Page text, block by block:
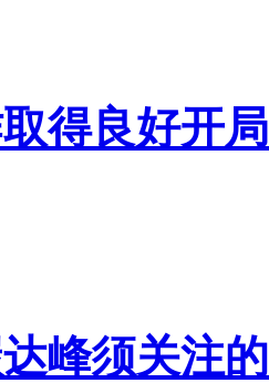
得良好开局
峰须关注